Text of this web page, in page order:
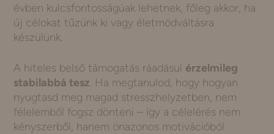
évben kulcsfontosságúak lehetnek, főleg akkor, ha
új célokat tűzünk ki vagy életmódváltásra
készülünk.
A hiteles belső támogatás ráadásul érzelmileg
stabilabbá tesz. Ha megtanulod, hogy hogyan
nyugtasd meg magad stresszhelyzetben, nem
félelemből fogsz dönteni – így a célelérés nem
kényszerből, hanem önazonos motivációból